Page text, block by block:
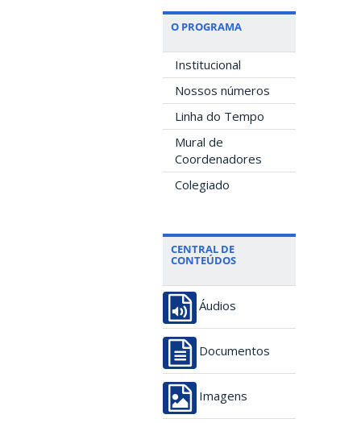
O PROGRAMA
Institucional
Nossos números
Linha do Tempo
Mural de
Coordenadores
Colegiado
CENTRAL DE
CONTEÚDOS
Áudios
Documentos
Imagens